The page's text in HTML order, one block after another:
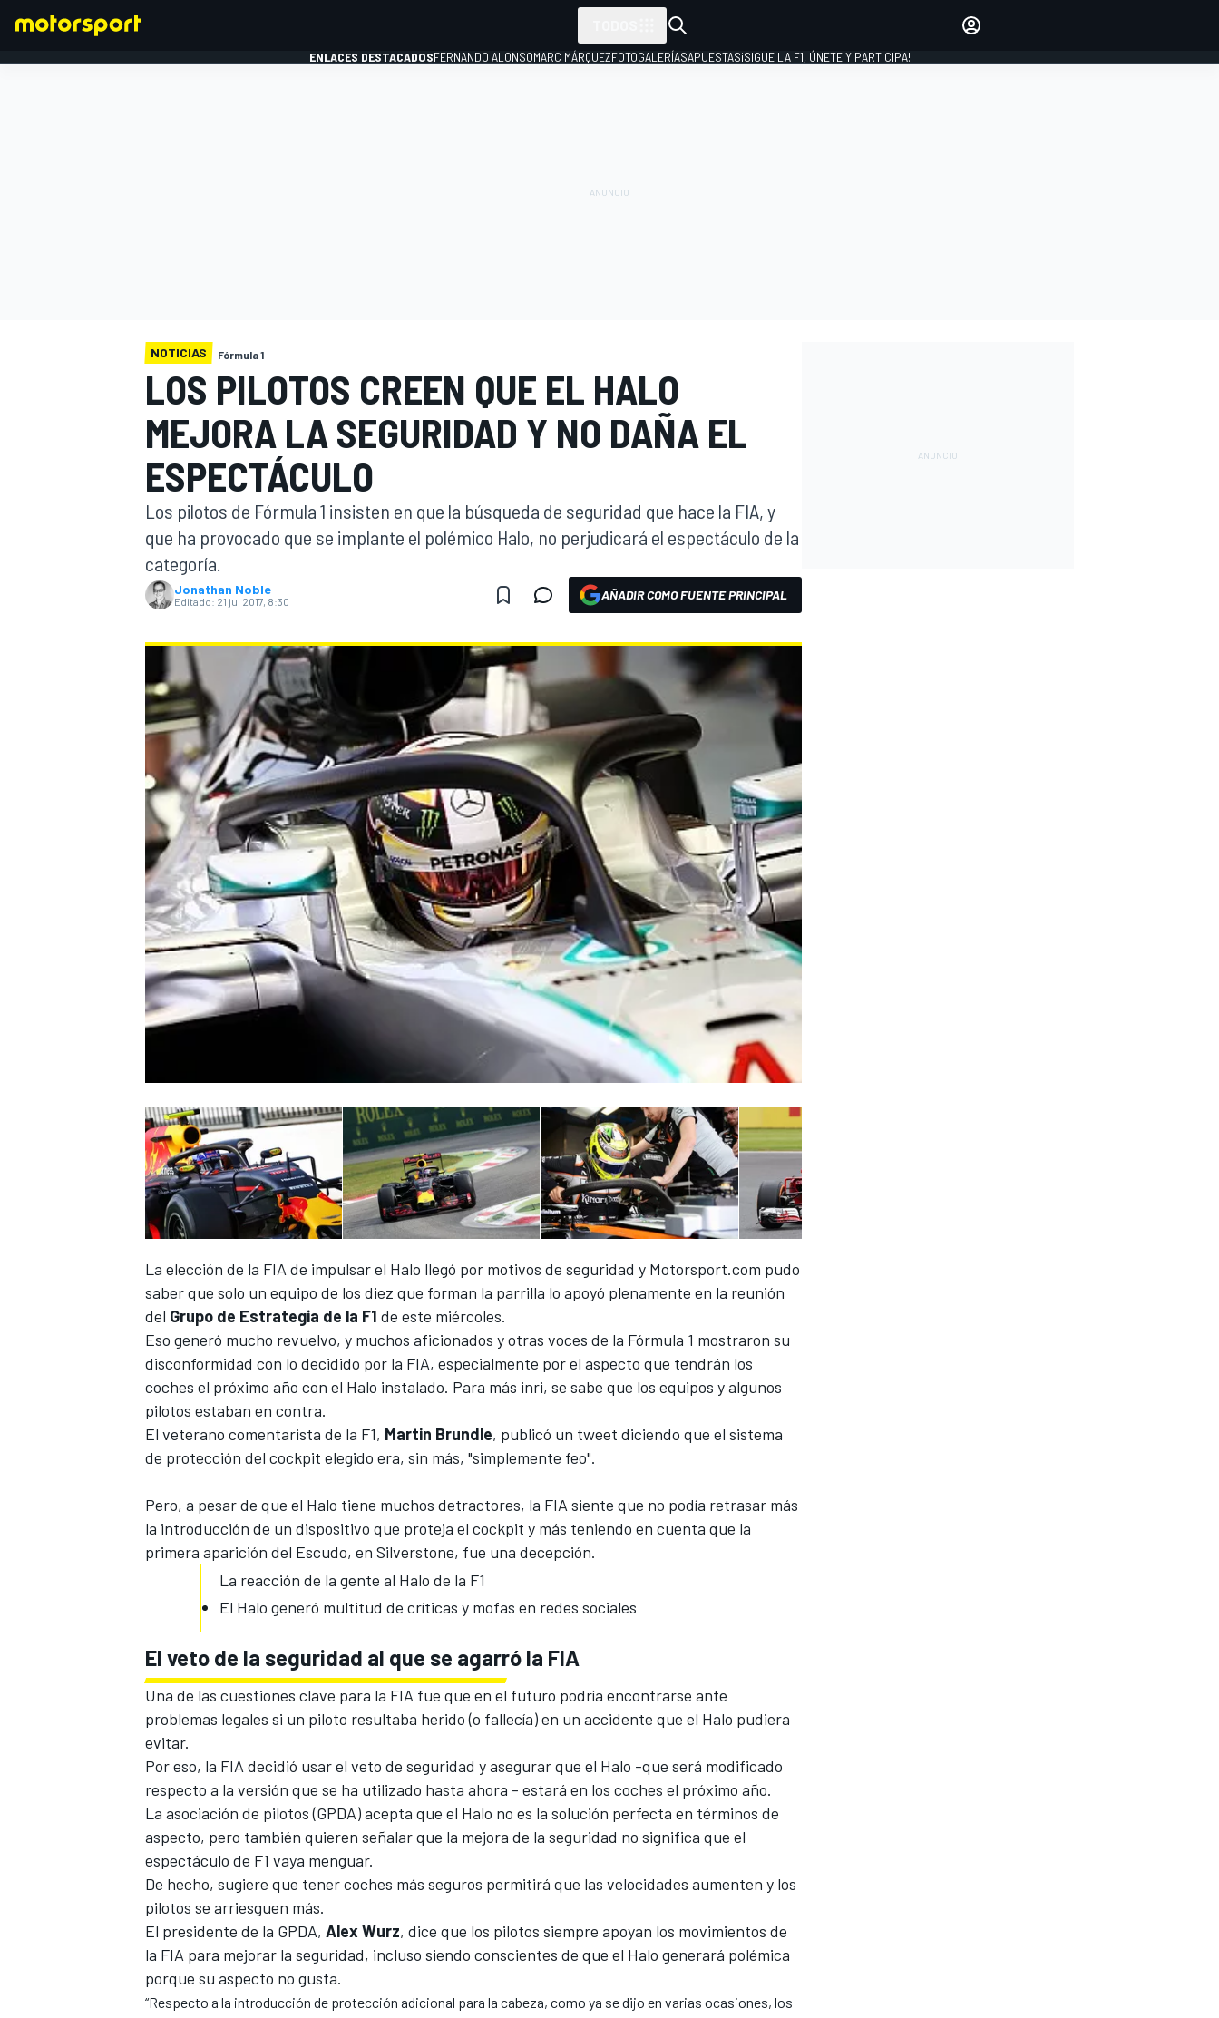
WEC FÓRMULA E
MÁS CATEGORÍAS
ENLACES DESTACADOSFERNANDO ALONSOMARC MÁRQUEZFOTOGALERÍASAPUESTAS¡SIGUE LA F1, ÚNETE Y PARTICIPA!
NOTICIAS Fórmula 1
LOS PILOTOS CREEN QUE EL HALO
MEJORA LA SEGURIDAD Y NO DAÑA EL
ESPECTÁCULO
Los pilotos de Fórmula 1 insisten en que la búsqueda de seguridad que hace la FIA, y
que ha provocado que se implante el polémico Halo, no perjudicará el espectáculo de la
categoría.
Jonathan Noble
Editado: 21 jul 2017, 8:30 AÑADIR COMO FUENTE PRINCIPAL
La elección de la FIA de impulsar el Halo llegó por motivos de seguridad y Motorsport.com pudo
saber que solo un equipo de los diez que forman la parrilla lo apoyó plenamente en la reunión
del Grupo de Estrategia de la F1 de este miércoles.
Eso generó mucho revuelvo, y muchos aficionados y otras voces de la Fórmula 1 mostraron su
disconformidad con lo decidido por la FIA, especialmente por el aspecto que tendrán los
coches el próximo año con el Halo instalado. Para más inri, se sabe que los equipos y algunos
pilotos estaban en contra.
El veterano comentarista de la F1, Martin Brundle, publicó un tweet diciendo que el sistema
de protección del cockpit elegido era, sin más, "simplemente feo".
Pero, a pesar de que el Halo tiene muchos detractores, la FIA siente que no podía retrasar más
la introducción de un dispositivo que proteja el cockpit y más teniendo en cuenta que la
primera aparición del Escudo, en Silverstone, fue una decepción.
La reacción de la gente al Halo de la F1
El Halo generó multitud de críticas y mofas en redes sociales
El veto de la seguridad al que se agarró la FIA
Una de las cuestiones clave para la FIA fue que en el futuro podría encontrarse ante
problemas legales si un piloto resultaba herido (o fallecía) en un accidente que el Halo pudiera
evitar.
Por eso, la FIA decidió usar el veto de seguridad y asegurar que el Halo -que será modificado
respecto a la versión que se ha utilizado hasta ahora - estará en los coches el próximo año.
La asociación de pilotos (GPDA) acepta que el Halo no es la solución perfecta en términos de
aspecto, pero también quieren señalar que la mejora de la seguridad no significa que el
espectáculo de F1 vaya menguar.
De hecho, sugiere que tener coches más seguros permitirá que las velocidades aumenten y los
pilotos se arriesguen más.
El presidente de la GPDA, Alex Wurz, dice que los pilotos siempre apoyan los movimientos de
la FIA para mejorar la seguridad, incluso siendo conscientes de que el Halo generará polémica
porque su aspecto no gusta.
“Respecto a la introducción de protección adicional para la cabeza, como ya se dijo en varias ocasiones, los